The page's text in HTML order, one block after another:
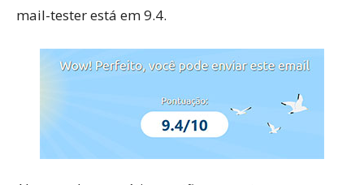
mail-tester está em 9.4.